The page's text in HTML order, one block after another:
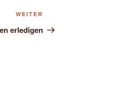
Beitrag
WEITER
erledigen